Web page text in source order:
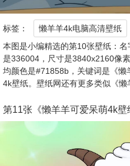
标签：
懒羊羊4k电脑高清壁纸
本图是小编精选的第10张壁纸：
是336004，尺寸是3840x2160像
均颜色是#71858b，关键词是《
4k壁纸。壁纸网还有更多类似《懒
第11张《懒羊羊可爱呆萌4k壁